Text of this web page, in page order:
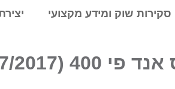
סקירות שוק ומידע מקצועי
07/2017)